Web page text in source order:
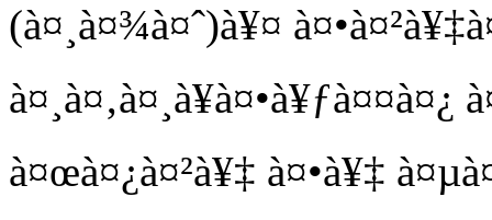
(à¤¸à¤¾à¤ˆ)à¥¤
à¤œà¤¿à¤²à¥‡ à¤•à¥‡